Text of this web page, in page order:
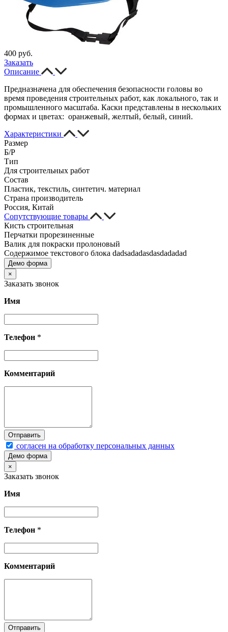
400 руб.
Заказать
Описание
Предназначена для обеспечения безопасности головы во
время проведения строительных работ, как локального, так и
промышленного масштаба. Каски представлены в нескольких
формах и цветах: оранжевый, желтый, белый, синий.
Характеристики
Размер
Б/Р
Тип
Для строительных работ
Состав
Пластик, текстиль, синтетич. материал
Страна производитель
Россия, Китай
Сопутствующие товары
Кисть строительная
Перчатки прорезиненные
Валик для покраски пролоновый
Содержимое текстового блока dadsadadasdasdadadad
Демо форма
×
Заказать звонок
Имя
Телефон *
Комментарий
согласен на обработку персональных данных
Демо форма
×
Заказать звонок
Имя
Телефон *
Комментарий